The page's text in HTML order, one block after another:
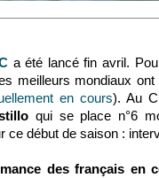
a été lancé fin avril.
meilleurs mondiaux
en cours). Au
qui se place n°6
ce début de saison :
des français en